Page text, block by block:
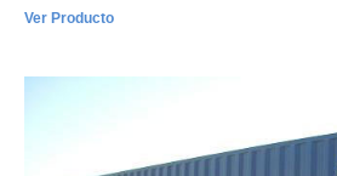
Ver Producto